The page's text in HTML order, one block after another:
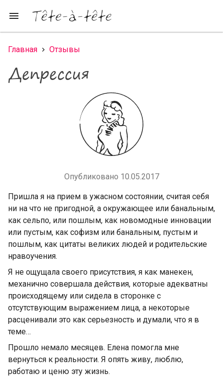
menu
Вы здесь
Главная Отзывы
Депрессия
Опубликовано 10.05.2017
Пришла я на прием в ужасном состоянии, считая себя
ни на что не пригодной, а окружающее или банальным,
как сельпо, или пошлым, как новомодные инновации
или пустым, как софизм или банальным, пустым и
пошлым, как цитаты великих людей и родительские
нравоучения.
Я не ощущала своего присутствия, я как манекен,
механично совершала действия, которые адекватны
происходящему или сидела в сторонке с
отсутствующим выражением лица, а некоторые
расценивали это как серьезность и думали, что я в
теме…
Прошло немало месяцев. Елена помогла мне
вернуться к реальности. Я опять живу, люблю,
работаю и ценю эту жизнь.